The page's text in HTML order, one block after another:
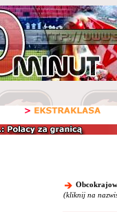
(kliknij na